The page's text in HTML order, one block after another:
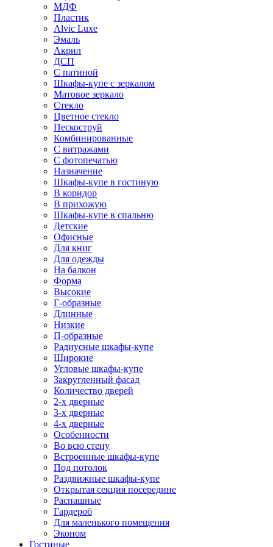
МДФ
Пластик
Alvic Luxe
Эмаль
Акрил
ДСП
С патиной
Шкафы-купе с зеркалом
Матовое зеркало
Стекло
Цветное стекло
Пескоструй
Комбинированные
С витражами
С фотопечатью
Назначение
Шкафы-купе в гостиную
В коридор
В прихожую
Шкафы-купе в спальню
Детские
Офисные
Для книг
Для одежды
На балкон
Форма
Высокие
Г-образные
Длинные
Низкие
П-образные
Радиусные шкафы-купе
Широкие
Угловые шкафы-купе
Закругленный фасад
Количество дверей
2-х дверные
3-х дверные
4-х дверные
Особенности
Во всю стену
Встроенные шкафы-купе
Под потолок
Раздвижные шкафы-купе
Открытая секция посередине
Распашные
Гардероб
Для маленького помещения
Эконом
Гостиные